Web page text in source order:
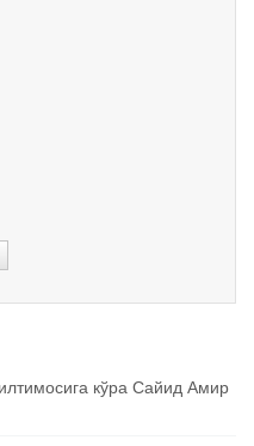
кўра Сайид Амир